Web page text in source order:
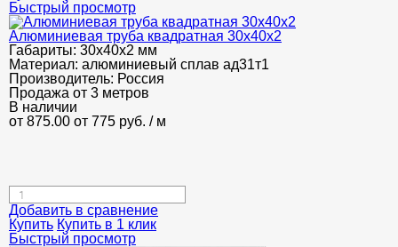
Быстрый просмотр
Алюминиевая труба квадратная 30х40х2
Габариты: 30х40х2 мм
Материал: алюминиевый сплав ад31т1
Производитель: Россия
Продажа от 3 метров
В наличии
от 875.00 от 775 руб. / м
Добавить в сравнение
Купить Купить в 1 клик
Быстрый просмотр